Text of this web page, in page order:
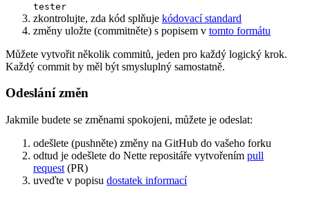
tester
zkontrolujte, zda kód splňuje kódovací standard
změny uložte (commitněte) s popisem v tomto formátu
Můžete vytvořit několik commitů, jeden pro každý logický krok.
Každý commit by měl být smysluplný samostatně.
Odeslání změn
Jakmile budete se změnami spokojeni, můžete je odeslat:
odešlete (pushněte) změny na GitHub do vašeho forku
odtud je odešlete do Nette repositáře vytvořením pull
request (PR)
uveďte v popisu dostatek informací